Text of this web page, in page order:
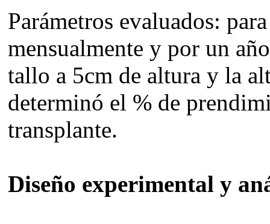
Parámetros evaluados:
mensualmente y por un
tallo a 5cm de altura y la
determinó el % de
transplante.
Diseño experimental y